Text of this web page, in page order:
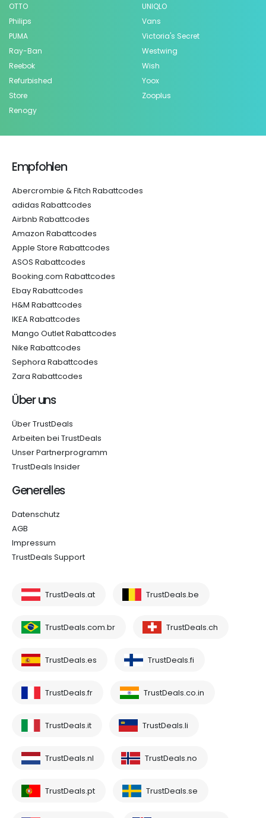
OTTO
Philips
PUMA
Ray-Ban
Reebok
Refurbished
Store
Renogy
UNIQLO
Vans
Victoria's Secret
Westwing
Wish
Yoox
Zooplus
Empfohlen
Abercrombie & Fitch Rabattcodes
adidas Rabattcodes
Airbnb Rabattcodes
Amazon Rabattcodes
Apple Store Rabattcodes
ASOS Rabattcodes
Booking.com Rabattcodes
Ebay Rabattcodes
H&M Rabattcodes
IKEA Rabattcodes
Mango Outlet Rabattcodes
Nike Rabattcodes
Sephora Rabattcodes
Zara Rabattcodes
Über uns
Über TrustDeals
Arbeiten bei TrustDeals
Unser Partnerprogramm
TrustDeals Insider
Generelles
Datenschutz
AGB
Impressum
TrustDeals Support
TrustDeals.at TrustDeals.be
TrustDeals.com.br TrustDeals.ch
TrustDeals.es TrustDeals.fi
TrustDeals.fr TrustDeals.co.in
TrustDeals.it TrustDeals.li
TrustDeals.nl TrustDeals.no
TrustDeals.pt TrustDeals.se